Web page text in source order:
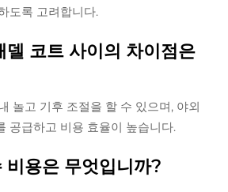
도록 고려합니다.
델 코트 사이의 차이점은
놀고 기후 조절을 할 수 있으며, 야외
공급하고 비용 효율이 높습니다.
비용은 무엇입니까?